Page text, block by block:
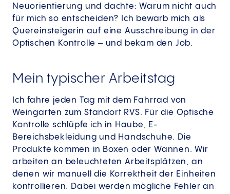
Neuorientierung und dachte: Warum nicht auch
für mich so entscheiden? Ich bewarb mich als
Quereinsteigerin auf eine Ausschreibung in der
Optischen Kontrolle – und bekam den Job.
Mein typischer Arbeitstag
Ich fahre jeden Tag mit dem Fahrrad von
Weingarten zum Standort RVS. Für die Optische
Kontrolle schlüpfe ich in Haube, E-
Bereichsbekleidung und Handschuhe. Die
Produkte kommen in Boxen oder Wannen. Wir
arbeiten an beleuchteten Arbeitsplätzen, an
denen wir manuell die Korrektheit der Einheiten
kontrollieren. Dabei werden mögliche Fehler an